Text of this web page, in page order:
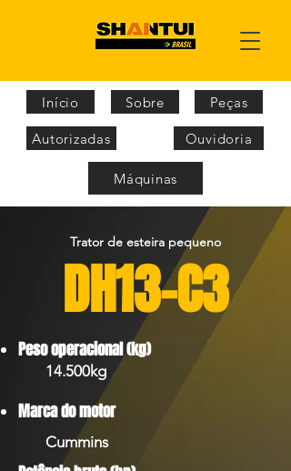
Início
Máquinas
Peças
Sobre
Autorizadas Ouvidoria
Trator de esteira pequeno
DH13-C3
Peso operacional (kg)
14.500kg
Marca do motor
Cummins